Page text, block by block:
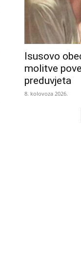
Isusovo
molitve
preduvjeta
8. kolovoza 2026.